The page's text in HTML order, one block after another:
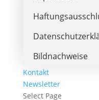
Bildnachweise
Kontakt
Newsletter
Select Page